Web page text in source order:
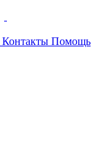
Контакты Помощь